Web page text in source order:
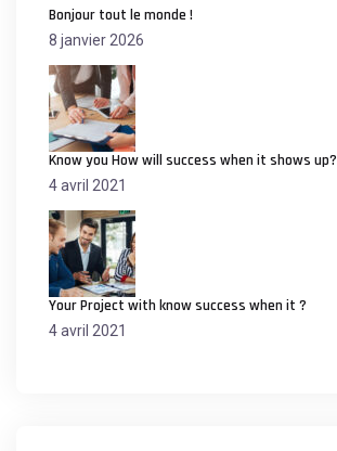
Bonjour tout le monde !
8 janvier 2026
Know you How will success when it shows up?
4 avril 2021
Your Project with know success when it ?
4 avril 2021